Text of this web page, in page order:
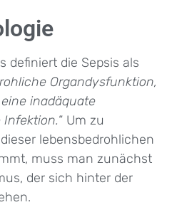
definiert die Sepsis als
Organdysfunktion,
inadäquate
Infektion.“ Um zu
lebensbedrohlichen
muss man zunächst
der sich hinter der